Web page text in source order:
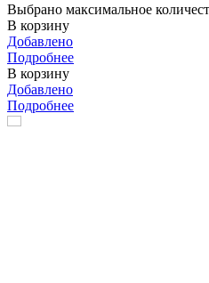
Выбрано максимальное
В корзину
Добавлено
Подробнее
В корзину
Добавлено
Подробнее